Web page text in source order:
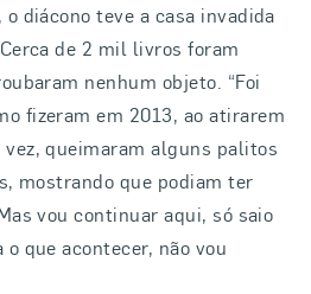
diácono teve a casa invadida
de 2 mil livros foram
nenhum objeto. “Foi
fizeram em 2013, ao atirarem
vez, queimaram alguns palitos
mostrando que podiam ter
vou continuar aqui, só saio
que acontecer, não vou